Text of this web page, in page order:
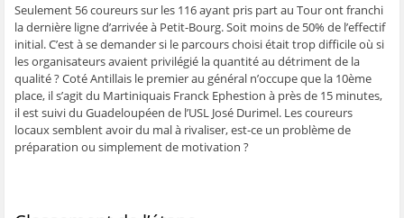
Seulement 56 coureurs sur les 116 ayant pris part au Tour ont franchi
la dernière ligne d’arrivée à Petit-Bourg. Soit moins de 50% de l’effectif
initial. C’est à se demander si le parcours choisi était trop difficile où si
les organisateurs avaient privilégié la quantité au détriment de la
qualité ? Coté Antillais le premier au général n’occupe que la 10ème
place, il s’agit du Martiniquais Franck Ephestion à près de 15 minutes,
il est suivi du Guadeloupéen de l’USL José Durimel. Les coureurs
locaux semblent avoir du mal à rivaliser, est-ce un problème de
préparation ou simplement de motivation ?